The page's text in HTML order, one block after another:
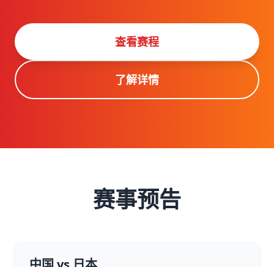
查看赛程
了解详情
赛事预告